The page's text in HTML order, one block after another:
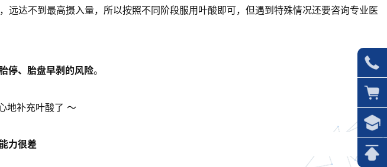
达不到最高摄入量，所以按照不同阶段服用叶酸即可，但遇到特殊情况还要咨询专业医
停、胎盘早剥的风险。
地补充叶酸了 ～
力很差